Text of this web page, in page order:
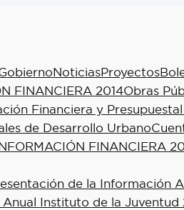
NoticiasProyectos
FINANCIERA 2014Obras
Financiera y Presupuestal
de Desarrollo Urbano
FINANCIERA
de la Información
Instituto de la Juventud